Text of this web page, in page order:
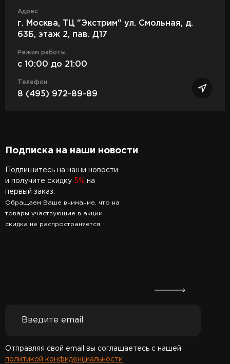
Адрес
г. Москва, ТЦ "Экстрим" ул. Смольная, д.
63Б, этаж 2, пав. Д17
Режим работы
c 10:00 до 21:00
Телефон
8 (495) 972-89-89
Подписка на наши новости
Подпишитесь на наши новости
и получите скидку 5% на
первый заказ.
Обращаем Ваше внимание, что на
товары участвующие в акции
скидка не распространяется.
Отправляя свой email вы соглашаетесь с нашей
политикой конфиденциальности